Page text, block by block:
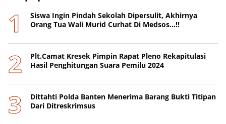
Siswa Ingin Pindah Sekolah Dipersulit, Akhirnya
Orang Tua Wali Murid Curhat Di Medsos...!!
Plt.Camat Kresek Pimpin Rapat Pleno Rekapitulasi
Hasil Penghitungan Suara Pemilu 2024
Dittahti Polda Banten Menerima Barang Bukti Titipan
Dari Ditreskrimsus